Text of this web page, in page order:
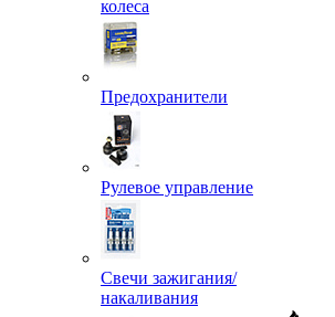
колеса
Предохранители
Рулевое управление
Свечи зажигания/
накаливания